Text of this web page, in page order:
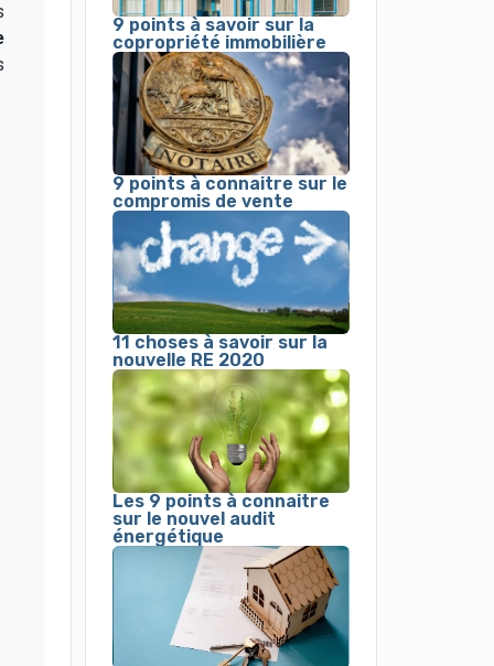
9 points à savoir sur la
copropriété immobilière
9 points à connaitre sur le
compromis de vente
11 choses à savoir sur la
nouvelle RE 2020
Les 9 points à connaitre
sur le nouvel audit
énergétique